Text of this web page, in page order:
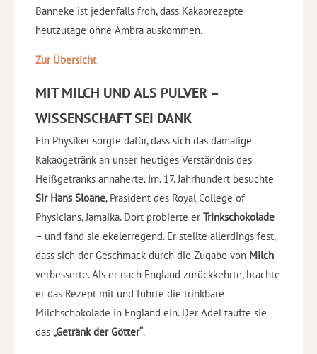
Banneke ist jedenfalls froh, dass Kakaorezepte
heutzutage ohne Ambra auskommen.
Zur Übersicht
MIT MILCH UND ALS PULVER –
WISSENSCHAFT SEI DANK
Ein Physiker sorgte dafür, dass sich das damalige
Kakaogetränk an unser heutiges Verständnis des
Heißgetränks annäherte. Im. 17. Jahrhundert besuchte
Sir Hans Sloane, Präsident des Royal College of
Physicians, Jamaika. Dort probierte er Trinkschokolade
– und fand sie ekelerregend. Er stellte allerdings fest,
dass sich der Geschmack durch die Zugabe von Milch
verbesserte. Als er nach England zurückkehrte, brachte
er das Rezept mit und führte die trinkbare
Milchschokolade in England ein. Der Adel taufte sie
das „Getränk der Götter“.